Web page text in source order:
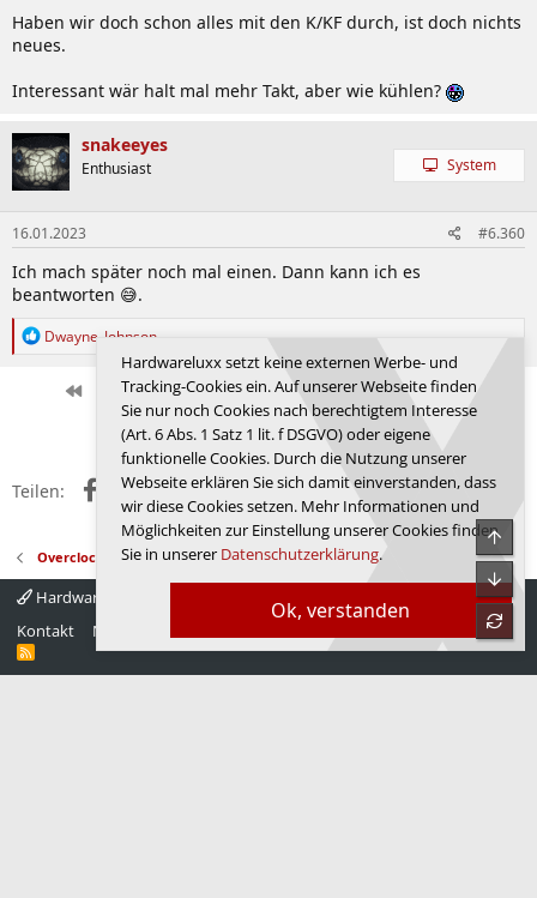
Haben wir doch schon alles mit den K/KF durch, ist doch nichts
neues.
Interessant wär halt mal mehr Takt, aber wie kühlen?
snakeeyes
Enthusiast System
16.01.2023 #6.360
Ich mach später noch mal einen. Dann kann ich es
beantworten 😅.
R
e
Dwayne_Johnson
Erste Vorherige 212 von 458 Nächste Letzte
Anmelden, um zu antworten.
Teilen: FacebookX (Twitter)
RedditWhatsApp
E-MailLink
Overclocking - Prozessoren
Hardwareluxx 4.0
Kontakt
Nutzungsbedingungen Startseite
R
Ok, verstanden
Hardwareluxx setzt keine externen Werbe- und
Tracking-Cookies ein. Auf unserer Webseite finden
Sie nur noch Cookies nach berechtigtem Interesse
(Art. 6 Abs. 1 Satz 1 lit. f DSGVO) oder eigene
funktionelle Cookies. Durch die Nutzung unserer
Webseite erklären Sie sich damit einverstanden, dass
wir diese Cookies setzen. Mehr Informationen und
Möglichkeiten zur Einstellung unserer Cookies finden
Sie in unserer Datenschutzerklärung.